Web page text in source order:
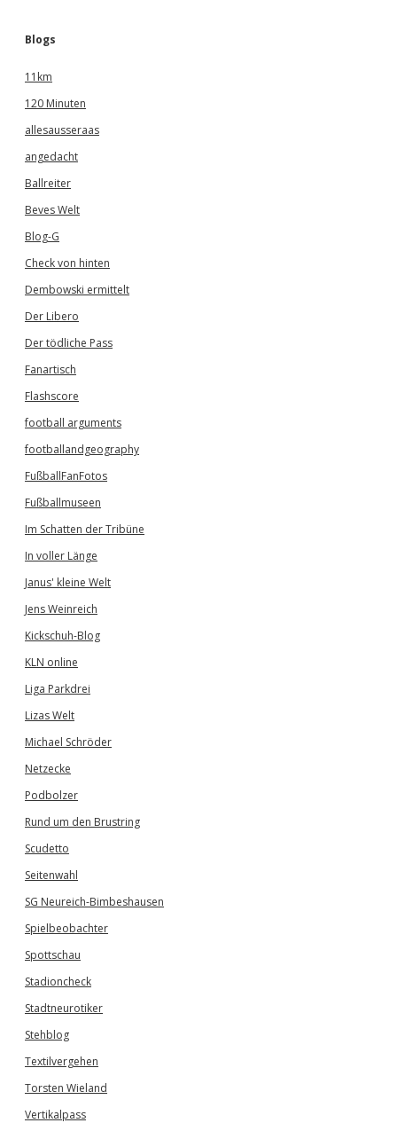
Blogs
11km
120 Minuten
allesausseraas
angedacht
Ballreiter
Beves Welt
Blog-G
Check von hinten
Dembowski ermittelt
Der Libero
Der tödliche Pass
Fanartisch
Flashscore
football arguments
footballandgeography
FußballFanFotos
Fußballmuseen
Im Schatten der Tribüne
In voller Länge
Janus' kleine Welt
Jens Weinreich
Kickschuh-Blog
KLN online
Liga Parkdrei
Lizas Welt
Michael Schröder
Netzecke
Podbolzer
Rund um den Brustring
Scudetto
Seitenwahl
SG Neureich-Bimbeshausen
Spielbeobachter
Spottschau
Stadioncheck
Stadtneurotiker
Stehblog
Textilvergehen
Torsten Wieland
Vertikalpass